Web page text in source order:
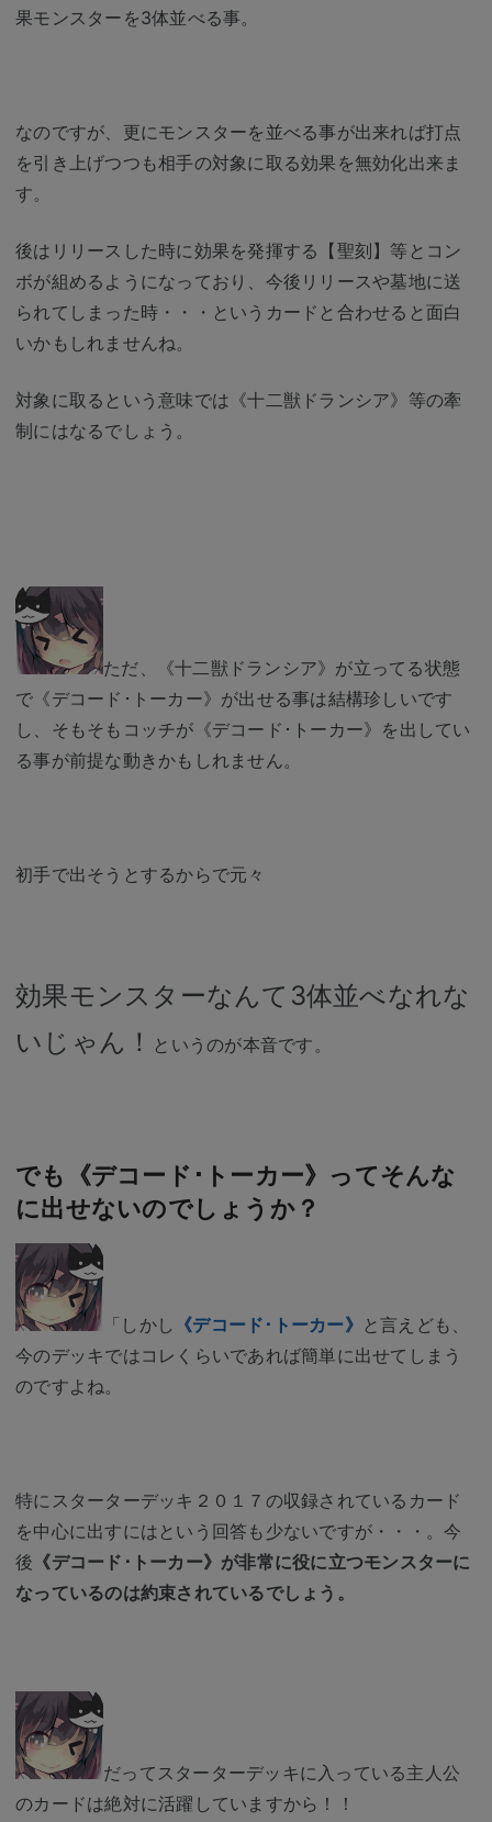
果モンスターを3体並べる事。
なのですが、更にモンスターを並べる事が出来れば打点
を引き上げつつも相手の対象に取る効果を無効化出来ま
す。
後はリリースした時に効果を発揮する【聖刻】等とコン
ボが組めるようになっており、今後リリースや墓地に送
られてしまった時・・・というカードと合わせると面白
いかもしれませんね。
対象に取るという意味では《十二獣ドランシア》等の牽
制にはなるでしょう。
ただ、《十二獣ドランシア》が立ってる状態
で《デコード･トーカー》が出せる事は結構珍しいです
し、そもそもコッチが《デコード･トーカー》を出してい
る事が前提な動きかもしれません。
初手で出そうとするからで元々
効果モンスターなんて3体並べなれな
いじゃん！
というのが本音です。
でも《デコード･トーカー》ってそんな
に出せないのでしょうか？
「しかし 《デコード･トーカー》 と言えども、
今のデッキではコレくらいであれば簡単に出せてしまう
のですよね。
特にスターターデッキ２０１７の収録されているカード
を中心に出すにはという回答も少ないですが・・・。今
後 《デコード･トーカー》が非常に役に立つモンスターに
なっているのは約束されているでしょう。
だってスターターデッキに入っている主人公
のカードは絶対に活躍していますから！！